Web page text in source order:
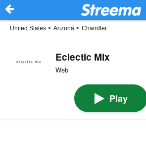
United States > Arizona > Chandler
Eclectic Mix
Web
Play